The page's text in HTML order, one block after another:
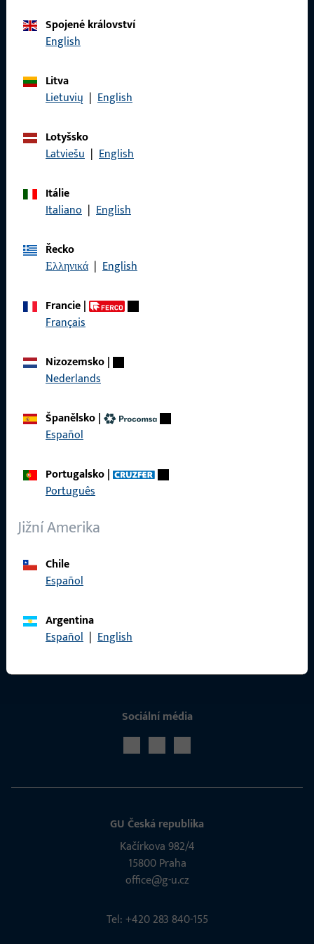
Kontaktujte nás
Spojené království
English
Litva
Lietuvių | English
Lotyšsko
Latviešu | English
Itálie
Italiano | English
Řecko
Ελληνικά | English
Francie|
Français
Nizozemsko|
Nederlands
Španělsko|
Español
Portugalsko|
Português
Jižní Amerika
Chile
Español
Argentina
Español | English
Ochrana osobních údajů
Kariéra
Katalog produktů
Sociální média
GU Česká republika
Kačírkova 982/4
15800 Praha
office@g-u.cz
Tel: +420 283 840-155